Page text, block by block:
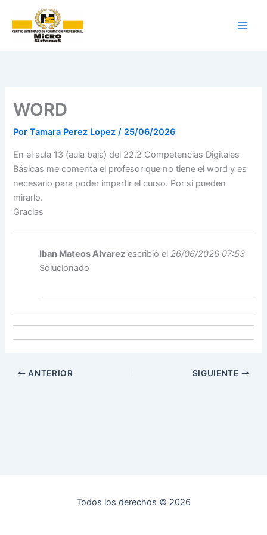
contenido
WORD
PorTamara Perez Lopez/ 25/06/2026
En el aula 13 (aula baja) del 22.2 Competencias Digitales
Básicas me comenta el profesor que no tiene el word y es
necesario para poder impartir el curso. Por si pueden
mirarlo.
Gracias
Iban Mateos Alvarez escribió el26/06/2026 07:53
Solucionado
ANTERIOR SIGUIENTE
Todos los derechos © 2026